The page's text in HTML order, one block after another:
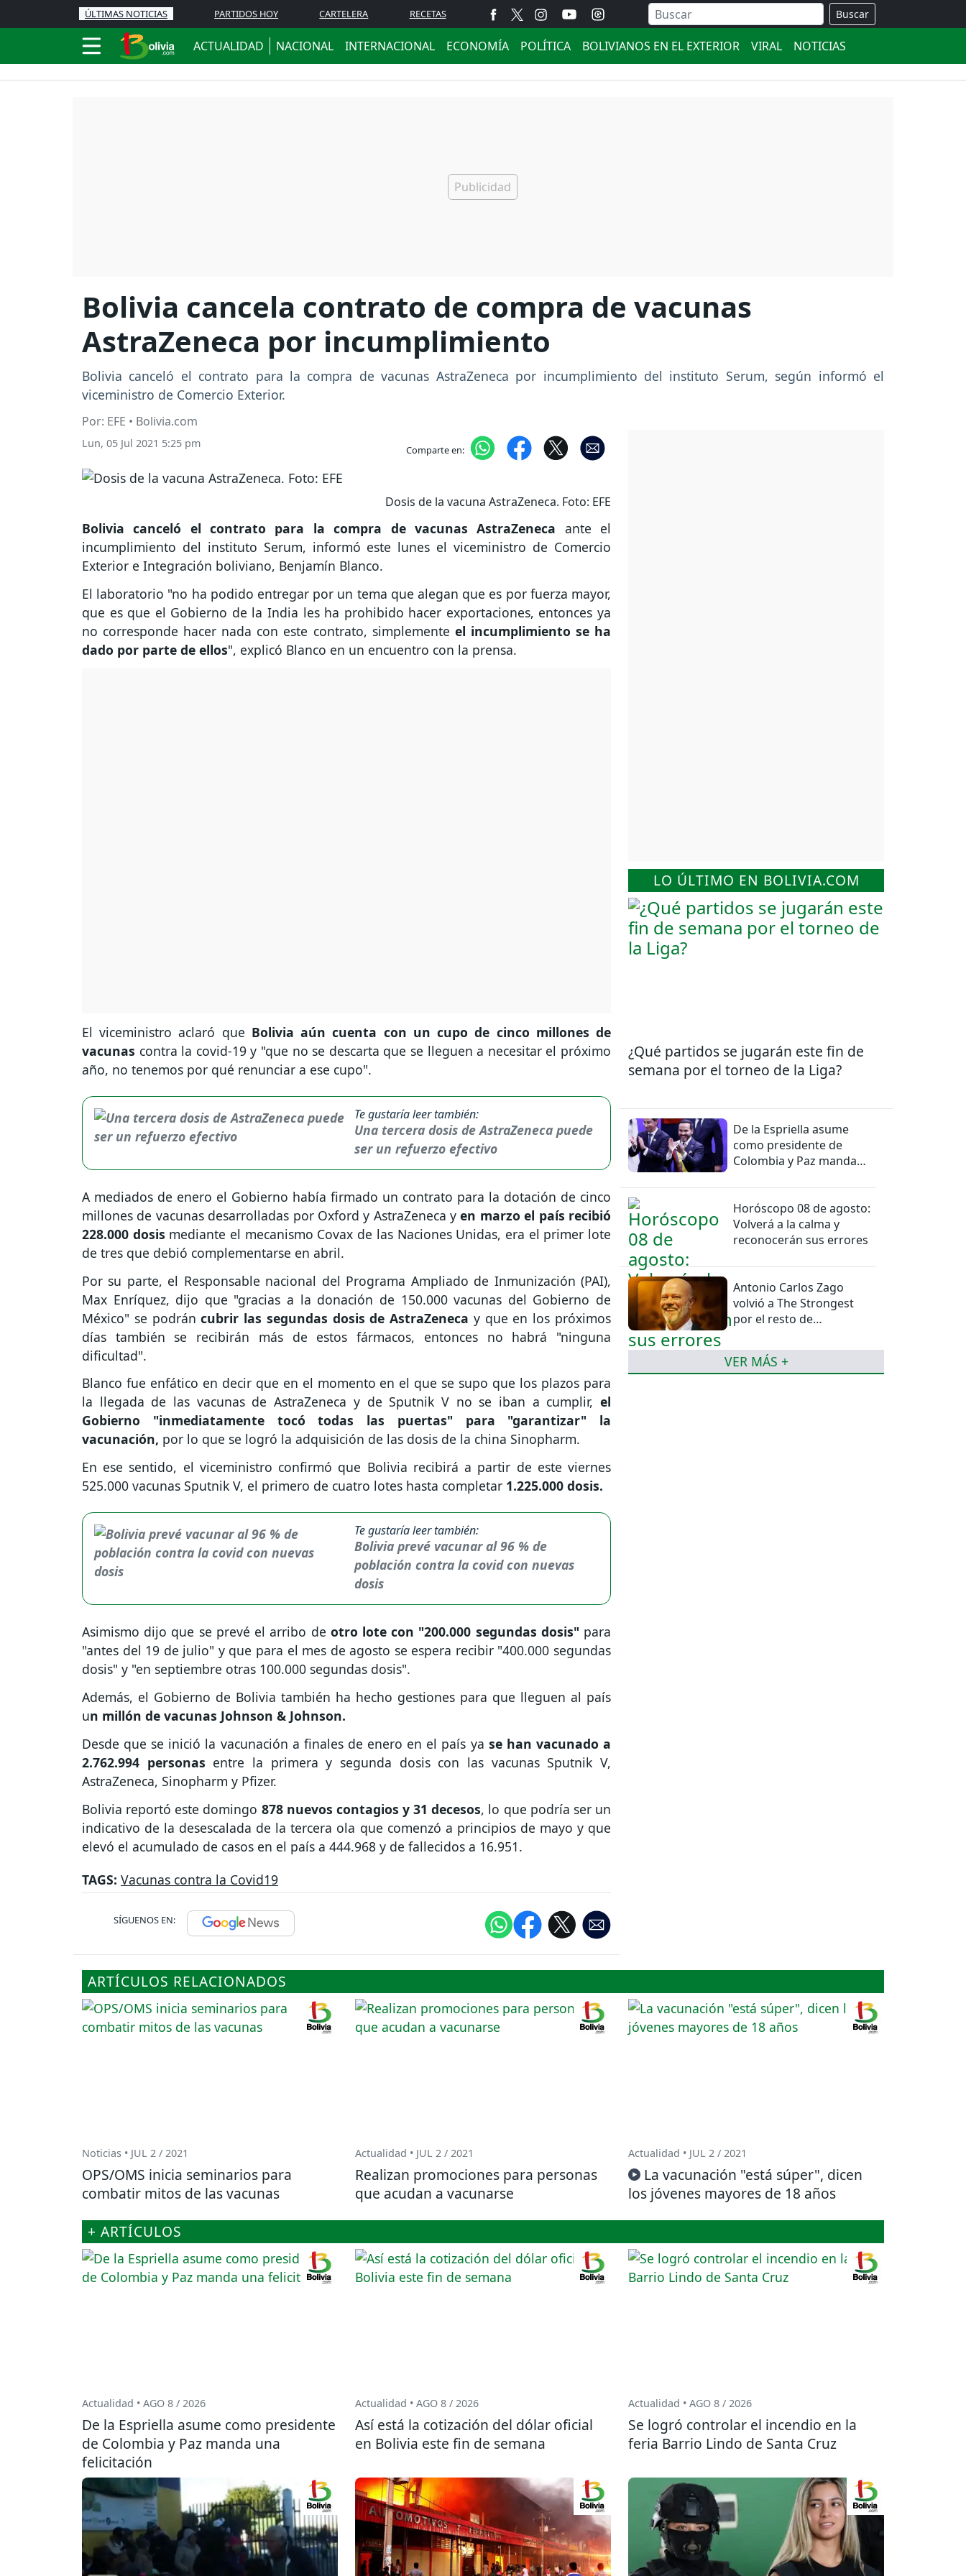
ÚLTIMAS NOTICIAS PARTIDOS HOY CARTELERA RECETAS Buscar
ACTUALIDAD NACIONAL INTERNACIONAL ECONOMÍA POLÍTICA BOLIVIANOS EN EL EXTERIOR VIRAL NOTICIAS
Bolivia cancela contrato de compra de vacunas
AstraZeneca por incumplimiento
Bolivia canceló el contrato para la compra de vacunas AstraZeneca por incumplimiento del instituto Serum, según informó el
viceministro de Comercio Exterior.
Por: EFE • Bolivia.com
Lun, 05 Jul 2021 5:25 pm Comparte en:
Dosis de la vacuna AstraZeneca. Foto: EFE
Bolivia canceló el contrato para la compra de vacunas AstraZeneca ante el
incumplimiento del instituto Serum, informó este lunes el viceministro de Comercio
Exterior e Integración boliviano, Benjamín Blanco.
El laboratorio "no ha podido entregar por un tema que alegan que es por fuerza mayor,
que es que el Gobierno de la India les ha prohibido hacer exportaciones, entonces ya
no corresponde hacer nada con este contrato, simplemente el incumplimiento se ha
dado por parte de ellos", explicó Blanco en un encuentro con la prensa.
El viceministro aclaró que Bolivia aún cuenta con un cupo de cinco millones de
vacunas contra la covid-19 y "que no se descarta que se lleguen a necesitar el próximo
año, no tenemos por qué renunciar a ese cupo".
Te gustaría leer también:
Una tercera dosis de AstraZeneca puede
ser un refuerzo efectivo
A mediados de enero el Gobierno había firmado un contrato para la dotación de cinco
millones de vacunas desarrolladas por Oxford y AstraZeneca yen marzo el país recibió
228.000 dosis mediante el mecanismo Covax de las Naciones Unidas, era el primer lote
de tres que debió complementarse en abril.
Por su parte, el Responsable nacional del Programa Ampliado de Inmunización (PAI),
Max Enríquez, dijo que "gracias a la donación de 150.000 vacunas del Gobierno de
México" se podráncubrir las segundas dosis de AstraZeneca y que en los próximos
días también se recibirán más de estos fármacos, entonces no habrá "ninguna
dificultad".
Blanco fue enfático en decir que en el momento en el que se supo que los plazos para
la llegada de las vacunas de AstraZeneca y de Sputnik V no se iban a cumplir, el
Gobierno "inmediatamente tocó todas las puertas" para "garantizar" la
vacunación, por lo que se logró la adquisición de las dosis de la china Sinopharm.
En ese sentido, el viceministro confirmó que Bolivia recibirá a partir de este viernes
525.000 vacunas Sputnik V, el primero de cuatro lotes hasta completar 1.225.000 dosis.
Te gustaría leer también:
Bolivia prevé vacunar al 96 % de
población contra la covid con nuevas
dosis
Asimismo dijo que se prevé el arribo de otro lote con "200.000 segundas dosis" para
"antes del 19 de julio" y que para el mes de agosto se espera recibir "400.000 segundas
dosis" y "en septiembre otras 100.000 segundas dosis".
Además, el Gobierno de Bolivia también ha hecho gestiones para que lleguen al país
un millón de vacunas Johnson & Johnson.
Desde que se inició la vacunación a finales de enero en el país ya se han vacunado a
2.762.994 personas entre la primera y segunda dosis con las vacunas Sputnik V,
AstraZeneca, Sinopharm y Pfizer.
Bolivia reportó este domingo 878 nuevos contagios y 31 decesos, lo que podría ser un
indicativo de la desescalada de la tercera ola que comenzó a principios de mayo y que
elevó el acumulado de casos en el país a 444.968 y de fallecidos a 16.951.
TAGS: Vacunas contra la Covid19
SÍGUENOS EN:
LO ÚLTIMO EN BOLIVIA.COM
¿Qué partidos se jugarán este fin de
semana por el torneo de la Liga?
De la Espriella asume
como presidente de
Colombia y Paz manda
Horóscopo 08 de agosto:
Volverá a la calma y
reconocerán sus errores
Antonio Carlos Zago
volvió a The Strongest
por el resto de
VER MÁS +
ARTÍCULOS RELACIONADOS
Noticias • JUL 2 / 2021
OPS/OMS inicia seminarios para
combatir mitos de las vacunas
Actualidad • JUL 2 / 2021
Realizan promociones para personas
que acudan a vacunarse
Actualidad • JUL 2 / 2021
La vacunación "está súper", dicen
los jóvenes mayores de 18 años
+ ARTÍCULOS
Actualidad • AGO 8 / 2026
De la Espriella asume como presidente
de Colombia y Paz manda una
felicitación
Actualidad • AGO 8 / 2026
Así está la cotización del dólar oficial
en Bolivia este fin de semana
Actualidad • AGO 8 / 2026
Se logró controlar el incendio en la
feria Barrio Lindo de Santa Cruz